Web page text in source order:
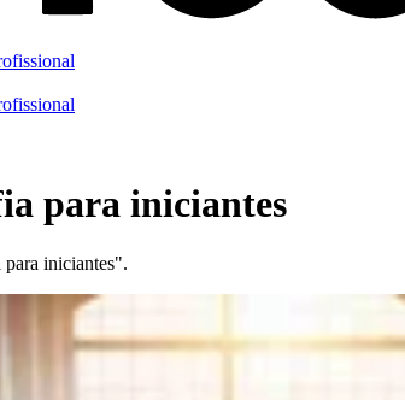
para iniciantes
iniciantes".